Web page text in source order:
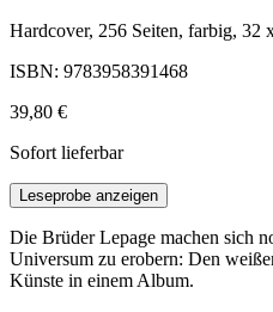
Hardcover, 256 Seiten, farbig, 32
ISBN: 9783958391468
39,80 €
Sofort lieferbar
Leseprobe anzeigen
Die Brüder Lepage machen sich
Universum zu erobern: Den
Künste in einem Album.